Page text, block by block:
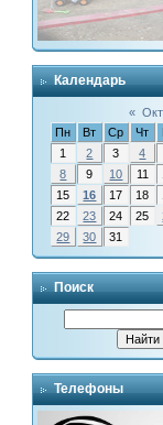
Календарь
«
Пн
Вт Ср Чт
1
2 3 4
8
9 10 11
15
16 17 18
22
23 24 25
29
30 31
Поиск
Телефоны